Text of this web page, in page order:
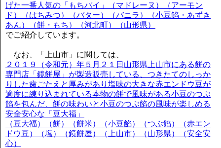
げた一番人気の「もちパイ」（マドレーヌ）（アーモン
ド）（はちみつ）（バター）（バニラ）（小豆餡・あずき
あん）（餅・もち）（河北町）（山形県）
でご紹介しています。
なお、「上山市」に関しては、
２０１９（令和元）年５月２１日山形県上山市にある餅の
専門店「鏡餅屋」が製造販売している、つきたてのしっか
りした歯ごたえと厚みがあり塩味の大きな赤エンドウ豆が
適度に練り込まれている本物の餅で風味がある小豆のつぶ
餡を包んだ、餅の味わいと小豆のつぶ餡の風味が楽しめる
安全安心な「豆大福」
（豆大福）（餅）（餅米）（小豆餡）（つぶ餡）（赤エン
ドウ豆）（塩）（鏡餅屋）（上山市）（山形県）（安全安
心）